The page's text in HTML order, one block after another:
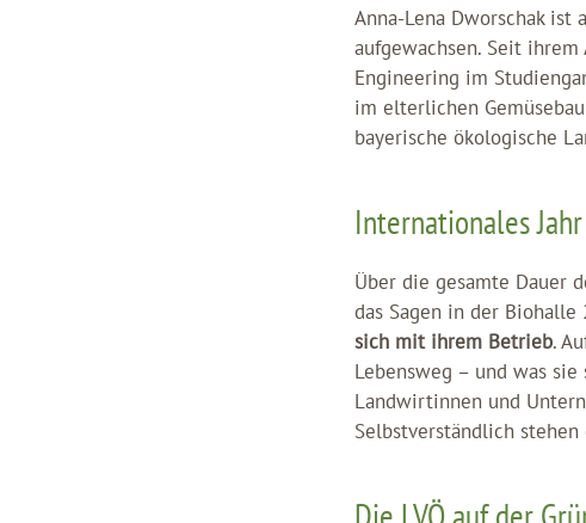
Anna-Lena Dworschak ist
aufgewachsen. Seit ihrem
Engineering im
im elterlichen
bayerische ökologische
Internationales
Über die gesamte Dauer
das Sagen in der Biohalle
sich mit ihrem Betrieb.
Lebensweg – und was
Landwirtinnen und
Selbstverständlich